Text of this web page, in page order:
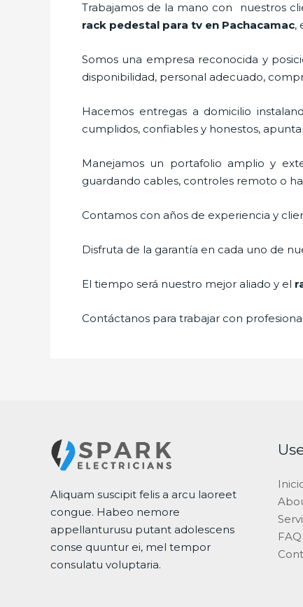
Trabajamos de la mano con nuestros
rack pedestal para tv en Pachacamac,
Somos una empresa reconocida y
disponibilidad, personal adecuado,
Hacemos entregas a domicilio
cumplidos, confiables y honestos,
Manejamos un portafolio amplio y
guardando cables, controles remoto o
Contamos con años de experiencia y
Disfruta de la garantía en cada uno de
El tiempo será nuestro mejor aliado y el
Contáctanos para trabajar con
Aliquam suscipit felis a arcu laoreet
congue. Habeo nemore
appellanturusu putant adolescens
conse quuntur ei, mel tempor
consulatu voluptaria.
FAQ